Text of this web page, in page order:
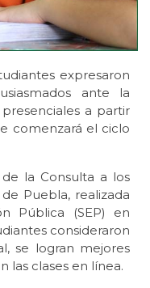
expresaron
ante la
a partir
comenzará el ciclo
la Consulta a los
Puebla, realizada
Pública (SEP) en
consideraron
se logran mejores
las clases en línea.